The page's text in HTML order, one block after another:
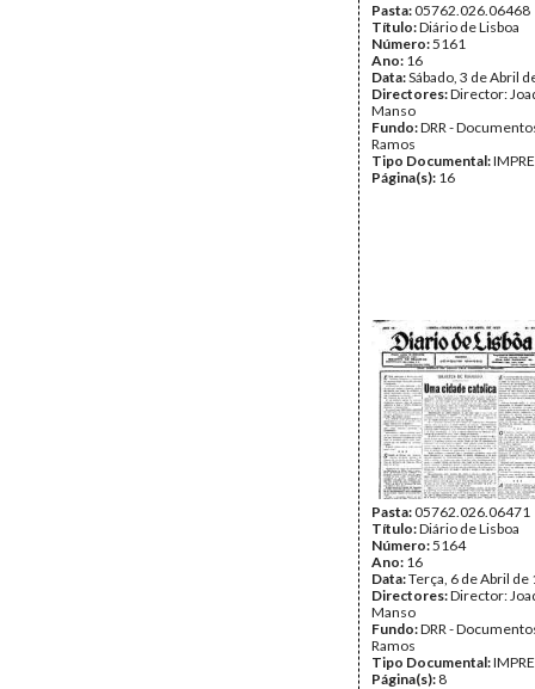
Pasta:05762.026.06468
Título:Diário de Lisboa
Número:5161
Ano: 16
Data:Sábado, 3 de Abril
Directores:Director:
Manso
Fundo:DRR -
Ramos
Tipo Documental:
Página(s): 16
Pasta:05762.026.06471
Título:Diário de Lisboa
Número:5164
Ano: 16
Data:Terça, 6 de Abril de
Directores:Director:
Manso
Fundo:DRR -
Ramos
Tipo Documental:
Página(s): 8